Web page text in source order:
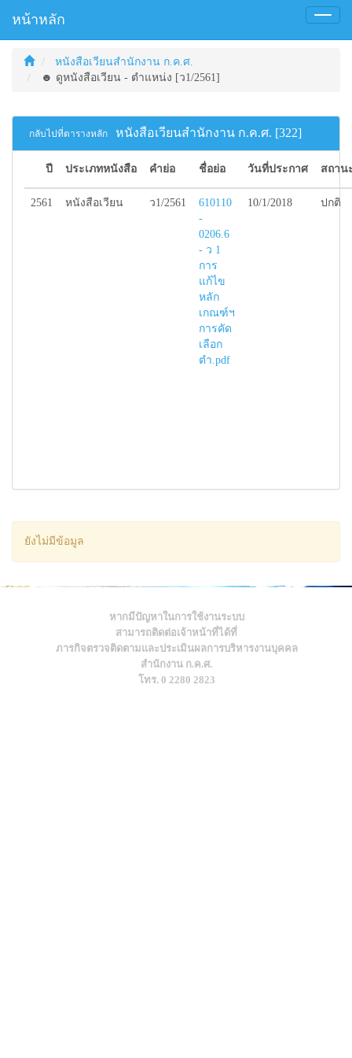
หน้าหลัก
Toggle
หนังสือเวียนสำนักงาน ก.ค.ศ.
☻ ดูหนังสือเวียน - ตำแหน่ง [ว1/2561]
กลับไปที่ตารางหลัก หนังสือเวียนสำนักงาน ก.ค.ศ. [322]
ปี ประเภทหนังสือ คำย่อ ชื่อย่อ วันที่ประกาศ สถาน
2561 หนังสือเวียน ว1/2561
610110
-
0206.6
- ว 1
การ
แก้ไข
หลัก
เกณฑ์ฯ
การคัด
เลือก
ตำ.pdf
10/1/2018 ปกติ
ยังไม่มีข้อมูล
หากมีปัญหาในการใช้งานระบบ
สามารถติดต่อเจ้าหน้าที่ได้ที่
ภารกิจตรวจติดตามและประเมินผลการบริหารงานบุคคล
สำนักงาน ก.ค.ศ.
โทร. 0 2280 2823